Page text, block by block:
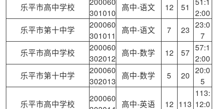
乐平市高中学校
301010
高中-语文 12 51
2:00
乐平市第十中学
200060
301011
高中-语文 7 23 23:0
7
乐平市高中学校
200060
302012
高中-数学 12 57 57:1
2:00
乐平市第十中学
200060
302013
高中-数学 5 20 20:0
5
乐平市高中学校
200060
高中-英语 12 113
113:
12:0